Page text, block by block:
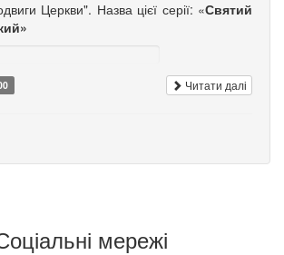
Церкви". Назва цієї серії: «Святий
Читати далі
мережі